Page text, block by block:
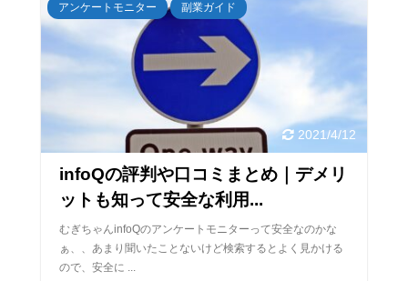
2021/4/12
アンケートモニター 副業ガイド
infoQの評判や口コミまとめ｜デメリ
ットも知って安全な利用...
むぎちゃんinfoQのアンケートモニターって安全なのかな
ぁ、、あまり聞いたことないけど検索するとよく見かける
ので、安全に ...